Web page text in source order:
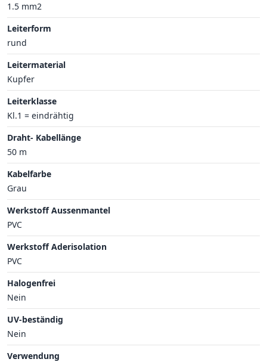
1.5 mm2
Leiterform
rund
Leitermaterial
Kupfer
Leiterklasse
Kl.1 = eindrähtig
Draht- Kabellänge
50 m
Kabelfarbe
Grau
Werkstoff Aussenmantel
PVC
Werkstoff Aderisolation
PVC
Halogenfrei
Nein
UV-beständig
Nein
Verwendung